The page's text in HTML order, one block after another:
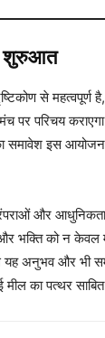
शुरुआत
से महत्वपूर्ण
पर परिचय
समावेश इस
और
और भक्ति को न
अनुभव और भी
का पत्थर साबित